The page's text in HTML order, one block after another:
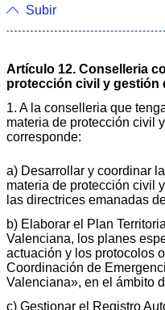
Subir
Artículo 12. Conselleria
protección civil y gestión
1. A la conselleria que
materia de protección civil
corresponde:
a) Desarrollar y coordinar
materia de protección civil
las directrices emanadas
b) Elaborar el Plan
Valenciana, los planes
actuación y los protocolos
Coordinación de
Valenciana», en el ámbito
c) Gestionar el Registro